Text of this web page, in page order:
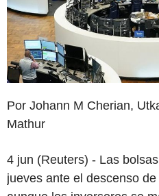
Por Johann M Cherian,
Mathur
4 jun (Reuters) - Las
jueves ante el descenso